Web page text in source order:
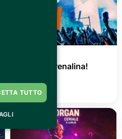
di pura adrenalina!
TUTTO